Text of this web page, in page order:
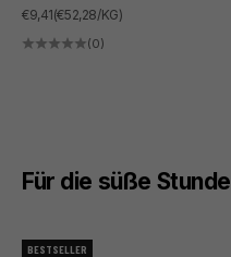
ANGEBOT
€9,41(€52,28/KG)
(0)
Für die süße Stunde
BESTSELLER